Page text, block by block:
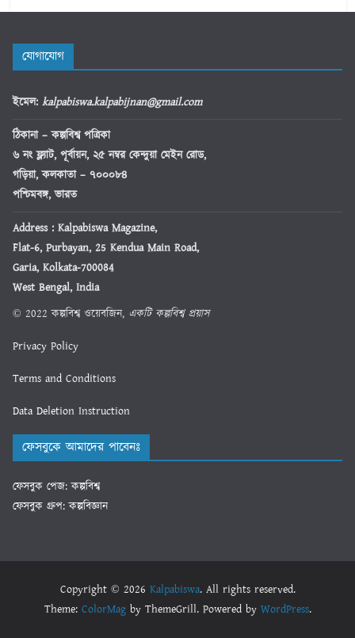
যোগাযোগ
ইমেল: kalpabiswa.kalpabijnan@gmail.com
ঠিকানা– কল্পবিশ্ব পত্রিকা
৬ নং ফ্ল্যাট, পূর্বায়ন, ২৫ নম্বর কেন্দুয়া মেইন রোড,
গড়িয়া, কলকাতা – ৭০০০৮৪
পশ্চিমবঙ্গ, ভারত
Address : Kalpabiswa Magazine,
Flat-6, Purbayan, 25 Kendua Main Road,
Garia, Kolkata-700084
West Bengal, India
© 2022 কল্পবিশ্ব ওয়েবজিন, একটি কল্পবিশ্ব প্রয়াস
Privacy Policy
Terms and Conditions
Data Deletion Instruction
ফেসবুকে আমাদের পাবেনঃ
ফেসবুক পেজ: কল্পবিশ্ব
ফেসবুক গ্রুপ: কল্পবিজ্ঞান
Copyright © 2026 Kalpabiswa. All rights reserved.
Theme: ColorMagby ThemeGrill. Powered by WordPress.